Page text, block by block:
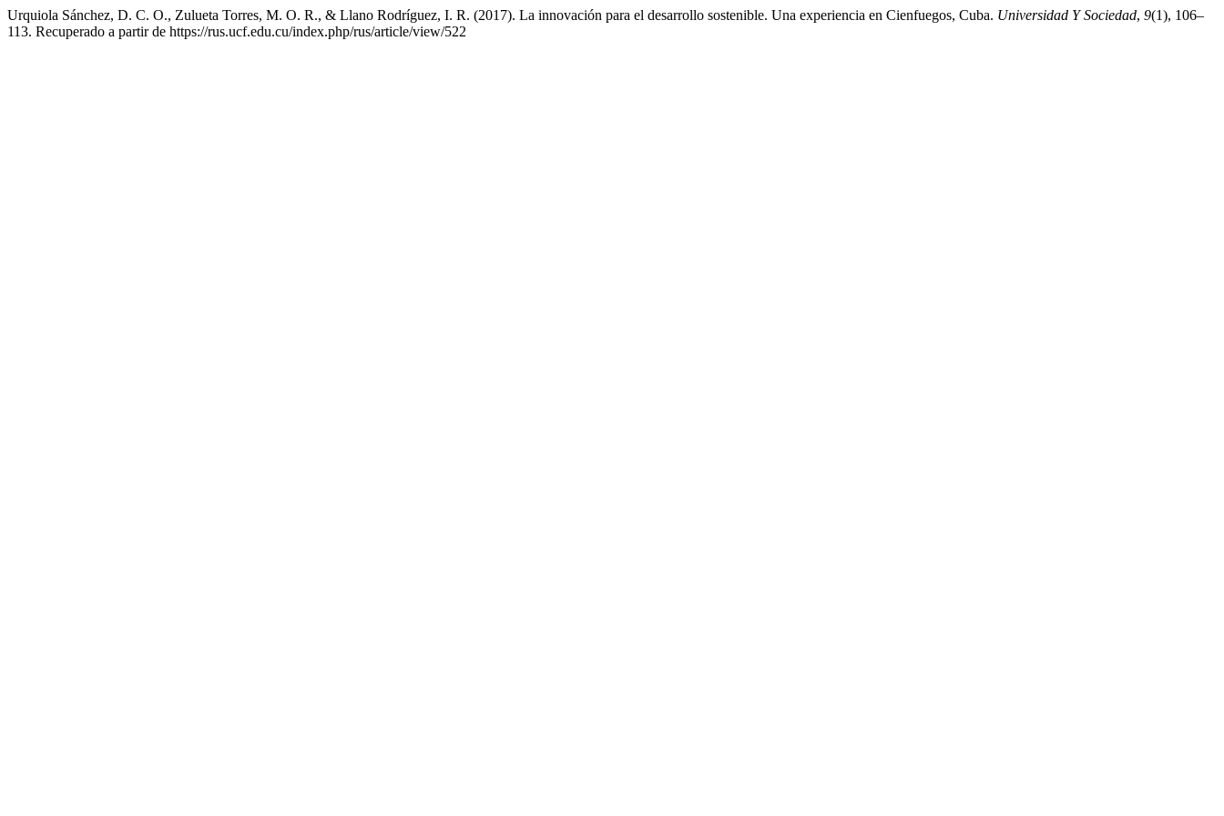
Urquiola Sánchez, D. C. O., Zulueta Torres, M. O. R., & Llano Rodríguez, I. R. (2017). La innovación para el desarrollo sostenible. Una experiencia en Cienfuegos, Cuba. Universidad Y Sociedad, 9(1), 106–
113. Recuperado a partir de https://rus.ucf.edu.cu/index.php/rus/article/view/522